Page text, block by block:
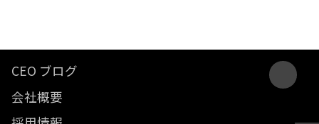
CEO ブログ
会社概要